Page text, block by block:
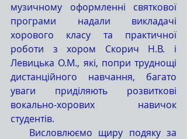
музичному оформленні святкової
програми надали викладачі
хорового класу та практичної
роботи з хором Скорич Н.В. і
Левицька О.М., які, попри труднощі
дистанційного навчання, багато
уваги приділяють розвиткові
вокально-хорових навичок
студентів.